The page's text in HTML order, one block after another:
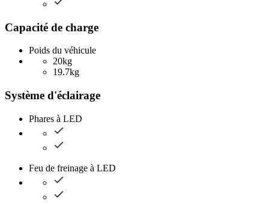
Capacité de charge
Poids du véhicule
20kg
19.7kg
Système d'éclairage
Phares à LED
Feu de freinage à LED